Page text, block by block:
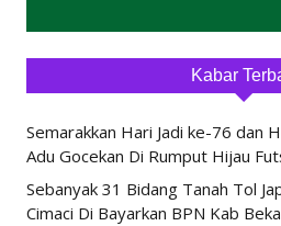
Kabar
Semarakkan Hari Jadi ke-76 dan
Adu Gocekan Di Rumput Hijau
Sebanyak 31 Bidang Tanah Tol
Cimaci Di Bayarkan BPN Kab